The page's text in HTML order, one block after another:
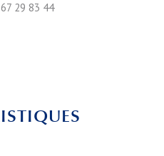
29 83 44